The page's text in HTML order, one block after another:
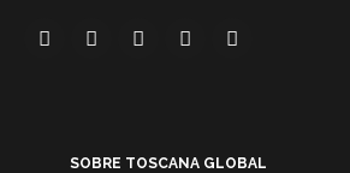
SOBRE TOSCANA GLOBAL